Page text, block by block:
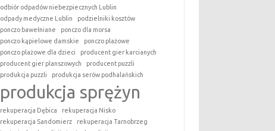
odbiór odpadów niebezpiecznych Lublin
odpady medyczne Lublin
podzielniki kosztów
ponczo bawełniane
ponczo dla morsa
ponczo kąpielowe damskie
ponczo plażowe
ponczo plażowe dla dzieci
producent gier karcianych
producent gier planszowych
producent puzzli
produkcja puzzli
produkcja serów podhalańskich
produkcja sprężyn
rekuperacja Dębica
rekuperacja Nisko
rekuperacja Sandomierz
rekuperacja Tarnobrzeg